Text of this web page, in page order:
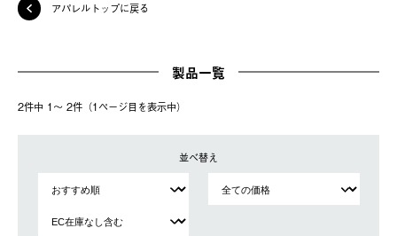
アパレルトップに戻る
製品一覧
2件中 1〜 2件（1ページ⽬を表⽰中）
並べ替え